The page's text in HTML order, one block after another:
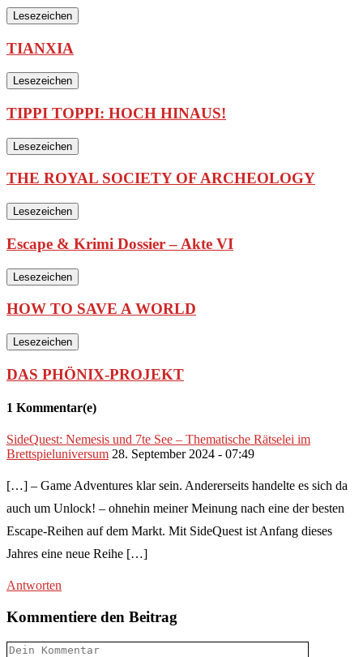
Lesezeichen
TIANXIA
Lesezeichen
TIPPI TOPPI: HOCH HINAUS!
Lesezeichen
THE ROYAL SOCIETY OF ARCHEOLOGY
Lesezeichen
Escape & Krimi Dossier – Akte VI
Lesezeichen
HOW TO SAVE A WORLD
Lesezeichen
DAS PHÖNIX-PROJEKT
1 Kommentar(e)
SideQuest: Nemesis und 7te See – Thematische Rätselei im
Brettspieluniversum 28. September 2024 - 07:49
[…] – Game Adventures klar sein. Andererseits handelte es sich da
auch um Unlock! – ohnehin meiner Meinung nach eine der besten
Escape-Reihen auf dem Markt. Mit SideQuest ist Anfang dieses
Jahres eine neue Reihe […]
Antworten
Kommentiere den Beitrag